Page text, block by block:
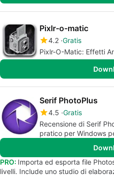
Pixlr-o-matic
4.2 Gratis
Pixlr-O-Matic: Effetti
Serif PhotoPlus
4.5 Gratis
Recensione di Serif
pratico per Windows
PRO: Importa ed esporta file
livelli. Include uno studio di